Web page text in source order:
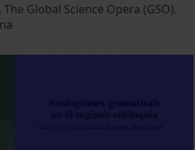
Global Science Opera (GSO).